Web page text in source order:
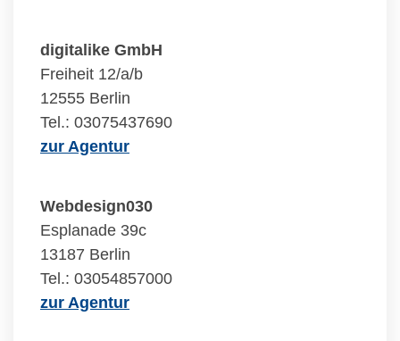
digitalike GmbH
Freiheit 12/a/b
12555 Berlin
Tel.: 03075437690
zur Agentur
Webdesign030
Esplanade 39c
13187 Berlin
Tel.: 03054857000
zur Agentur